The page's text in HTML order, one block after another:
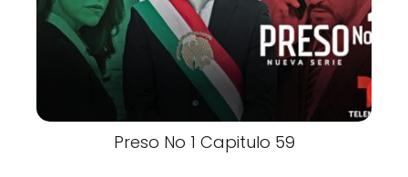
Preso No 1 Capitulo 59